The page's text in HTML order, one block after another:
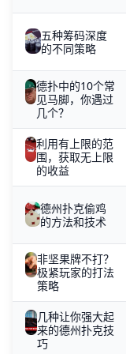
五种筹码深度
的不同策略
德扑中的10个常
见马脚，你遇过
几个？
利用有上限的范
围，获取无上限
的收益
德州扑克偷鸡
的方法和技术
非坚果牌不打？
极紧玩家的打法
策略
几种让你强大起
来的德州扑克技
巧